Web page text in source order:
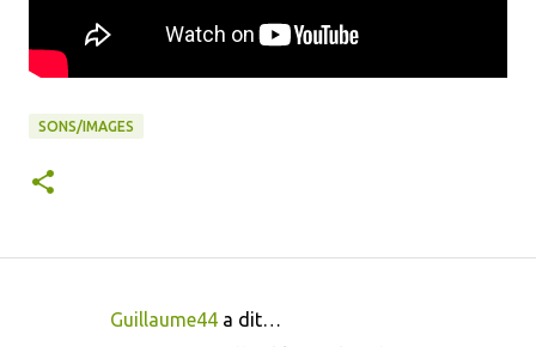
SONS/IMAGES
Guillaume44 a dit…